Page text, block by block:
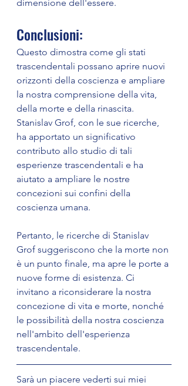
dimensione dell'essere.
Conclusioni:
Questo dimostra come gli stati
trascendentali possano aprire nuovi
orizzonti della coscienza e ampliare
la nostra comprensione della vita,
della morte e della rinascita.
Stanislav Grof, con le sue ricerche,
ha apportato un significativo
contributo allo studio di tali
esperienze trascendentali e ha
aiutato a ampliare le nostre
concezioni sui confini della
coscienza umana.
Pertanto, le ricerche di Stanislav
Grof suggeriscono che la morte non
è un punto finale, ma apre le porte a
nuove forme di esistenza. Ci
invitano a riconsiderare la nostra
concezione di vita e morte, nonché
le possibilità della nostra coscienza
nell'ambito dell'esperienza
trascendentale.
Sarà un piacere vederti sui miei